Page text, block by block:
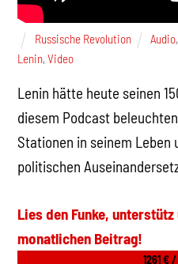
Russische Revolution Audio,
Lenin,Video
Lenin hätte heute seinen
diesem Podcast
Stationen in seinem Leben
politischen
Lies den Funke,
monatlichen Beitrag!
1261 €